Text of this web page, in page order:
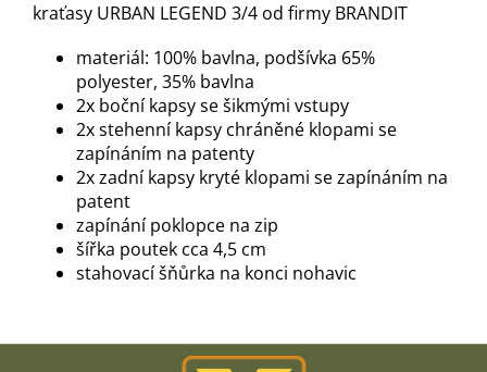
kraťasy URBAN LEGEND 3/4 od firmy BRANDIT
materiál: 100% bavlna, podšívka 65%
polyester, 35% bavlna
2x boční kapsy se šikmými vstupy
2x stehenní kapsy chráněné klopami se
zapínáním na patenty
2x zadní kapsy kryté klopami se zapínáním na
patent
zapínání poklopce na zip
šířka poutek cca 4,5 cm
stahovací šňůrka na konci nohavic
Z